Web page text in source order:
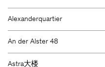
Alexanderquartier
An der Alster 48
Astra大楼